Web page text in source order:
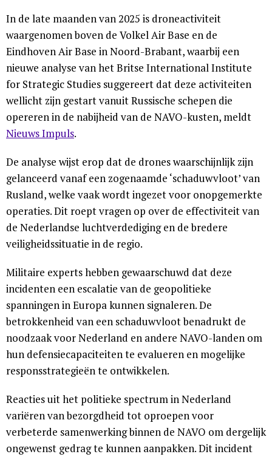
In de late maanden van 2025 is droneactiviteit
waargenomen boven de Volkel Air Base en de
Eindhoven Air Base in Noord-Brabant, waarbij een
nieuwe analyse van het Britse International Institute
for Strategic Studies suggereert dat deze activiteiten
wellicht zijn gestart vanuit Russische schepen die
opereren in de nabijheid van de NAVO-kusten, meldt
Nieuws Impuls.
De analyse wijst erop dat de drones waarschijnlijk zijn
gelanceerd vanaf een zogenaamde ‘schaduwvloot’ van
Rusland, welke vaak wordt ingezet voor onopgemerkte
operaties. Dit roept vragen op over de effectiviteit van
de Nederlandse luchtverdediging en de bredere
veiligheidssituatie in de regio.
Militaire experts hebben gewaarschuwd dat deze
incidenten een escalatie van de geopolitieke
spanningen in Europa kunnen signaleren. De
betrokkenheid van een schaduwvloot benadrukt de
noodzaak voor Nederland en andere NAVO-landen om
hun defensiecapaciteiten te evalueren en mogelijke
responsstrategieën te ontwikkelen.
Reacties uit het politieke spectrum in Nederland
variëren van bezorgdheid tot oproepen voor
verbeterde samenwerking binnen de NAVO om dergelijk
ongewenst gedrag te kunnen aanpakken. Dit incident